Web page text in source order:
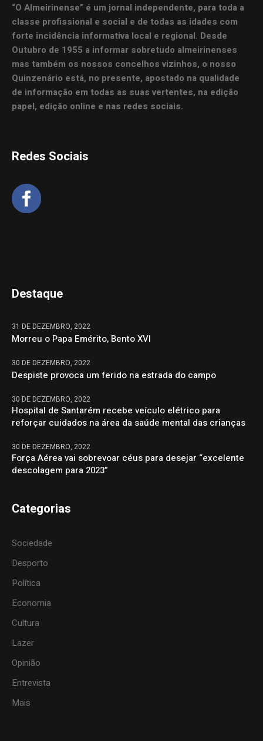
“O Almeirinense” é um jornal independente, para toda a
classe profissional e social e de todas as idades com
forte incidência informativa local e regional. Desde
Outubro de 1955 a informar sobretudo almeirinenses
mas também os nossos concelhos vizinhos, o nosso
Quinzenário está, no presente, apostado na qualidade
de informação em todas as suas vertentes, na edição
papel, edição online e nas redes sociais.
Redes Sociais
Destaque
31 DE DEZEMBRO, 2022
Morreu o Papa Emérito, Bento XVI
30 DE DEZEMBRO, 2022
Despiste provoca um ferido na estrada do campo
30 DE DEZEMBRO, 2022
Hospital de Santarém recebe veículo elétrico para
reforçar cuidados na área da saúde mental das crianças
30 DE DEZEMBRO, 2022
Força Aérea vai sobrevoar céus para desejar “excelente
descolagem para 2023”
Categorias
Sociedade
Desporto
Política
Economia
Cultura
Lazer
Opinião
Entrevista
Mais